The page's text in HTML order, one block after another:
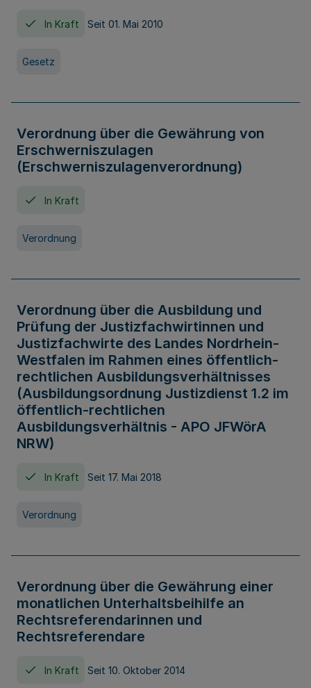
In Kraft Seit 01. Mai 2010
Gesetz
Verordnung über die Gewährung von
Erschwerniszulagen
(Erschwerniszulagenverordnung)
In Kraft
Verordnung
Verordnung über die Ausbildung und
Prüfung der Justizfachwirtinnen und
Justizfachwirte des Landes Nordrhein-
Westfalen im Rahmen eines öffentlich-
rechtlichen Ausbildungsverhältnisses
(Ausbildungsordnung Justizdienst 1.2 im
öffentlich-rechtlichen
Ausbildungsverhältnis - APO JFWörA
NRW)
In Kraft Seit 17. Mai 2018
Verordnung
Verordnung über die Gewährung einer
monatlichen Unterhaltsbeihilfe an
Rechtsreferendarinnen und
Rechtsreferendare
In Kraft Seit 10. Oktober 2014